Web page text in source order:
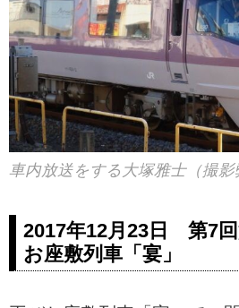
車内放送をする大塚雅士（撮影
2017年12月23日 第7
お座敷列車「宴」